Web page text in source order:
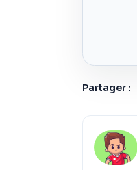
Partager :